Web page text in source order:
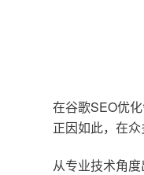
在谷歌SEO优
正因如此，在
从专业技术角